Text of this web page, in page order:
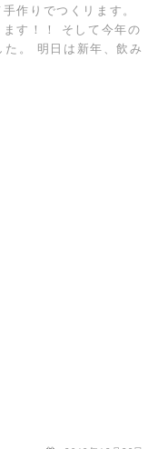
作りでつくリます。
す！！ そして今年の
。 明日は新年、飲み